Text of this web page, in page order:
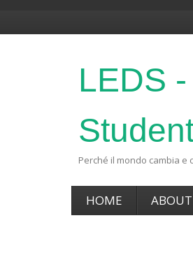
LEDS
Perché il mondo cambia e
HOME